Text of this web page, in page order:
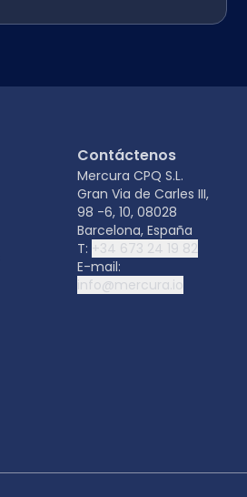
Contáctenos
Mercura CPQ S.L.
Gran Via de Carles III,
98 -6, 10, 08028
Barcelona, España
T: +34 673 24 19 82
E-mail:
info@mercura.io